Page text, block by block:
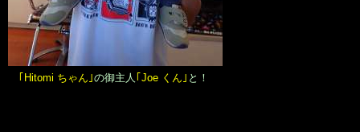
｢Hitomi ちゃん｣の御主人 ｢Joe くん｣ と！